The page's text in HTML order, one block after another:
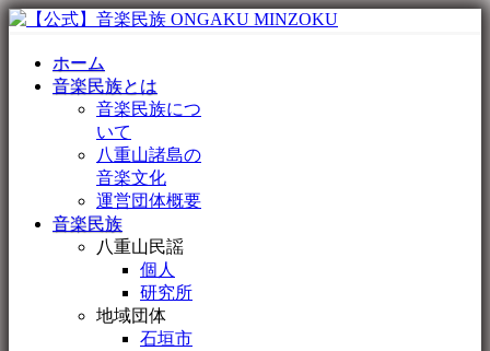
ホーム
音楽民族とは
音楽民族につ
いて
八重山諸島の
音楽文化
運営団体概要
音楽民族
八重山民謡
個人
研究所
地域団体
石垣市